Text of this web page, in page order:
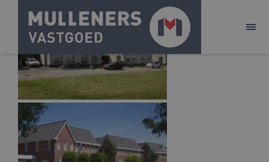
ONTWIKKELEN
BELEGGEN
AANBOD
ACQUISITIE
PURE!